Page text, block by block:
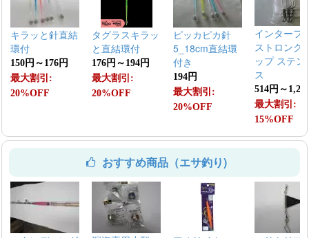
キラッと針直結
環付
150円～176円
最大割引:
20%OFF
タグラスキラッ
と直結環付
176円～194円
最大割引:
20%OFF
ピッカピカ針
5_18cm直結環
付き
194円
最大割引:
20%OFF
インターフ
ストロング
ップ ステン
ス
514円～
最大割引:
15%OFF
おすすめ商品（エサ釣り)